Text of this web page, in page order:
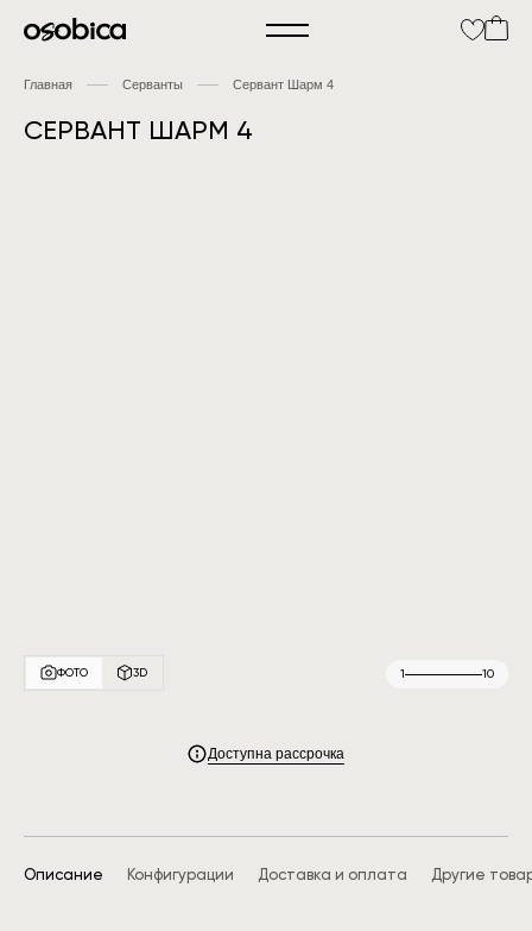
Главная Серванты Сервант Шарм 4
СЕРВАНТ ШАРМ 4
ФОТО 3D 1 10
Доступна рассрочка
Описание Конфигурации Доставка и оплата Другие